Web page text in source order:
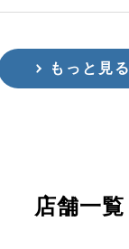
もっと見る
店舗一覧